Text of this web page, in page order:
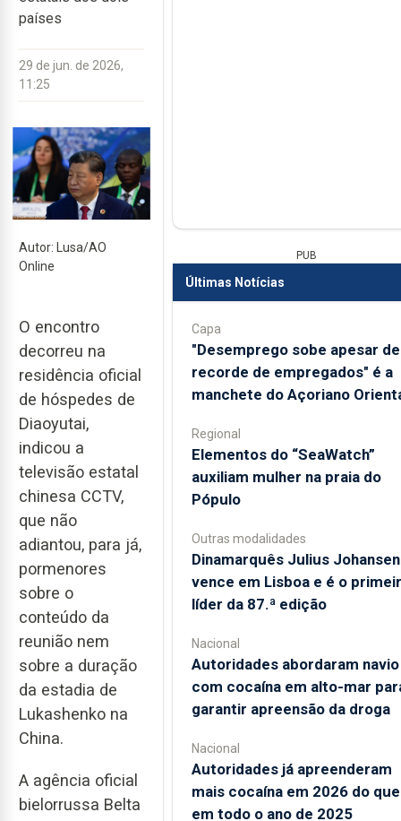
países
29 de jun. de 2026,
11:25
Autor: Lusa/AO
Online
O encontro
decorreu na
residência oficial
de hóspedes de
Diaoyutai,
indicou a
televisão estatal
chinesa CCTV,
que não
adiantou, para já,
pormenores
sobre o
conteúdo da
reunião nem
sobre a duração
da estadia de
Lukashenko na
China.
A agência oficial
bielorrussa Belta
PUB
Últimas Notícias
Capa
"Desemprego sobe apesar de
recorde de empregados" é a
manchete do Açoriano
Regional
​Elementos do “SeaWatch”
auxiliam mulher na praia do
Pópulo
Outras modalidades
Dinamarquês Julius Johansen
vence em Lisboa e é o
líder da 87.ª edição
Nacional
Autoridades abordaram navio
com cocaína em alto-mar
garantir apreensão da droga
Nacional
Autoridades já apreenderam
mais cocaína em 2026 do que
em todo o ano de 2025